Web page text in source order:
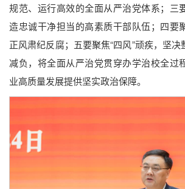
规范、运行高效的全面从严治党体系；三
造忠诚干净担当的高素质干部队伍；四要
正风肃纪反腐；五要聚焦“四风”顽疾，坚
减负，将全面从严治党贯穿办学治校全过
业高质量发展提供坚实政治保障。